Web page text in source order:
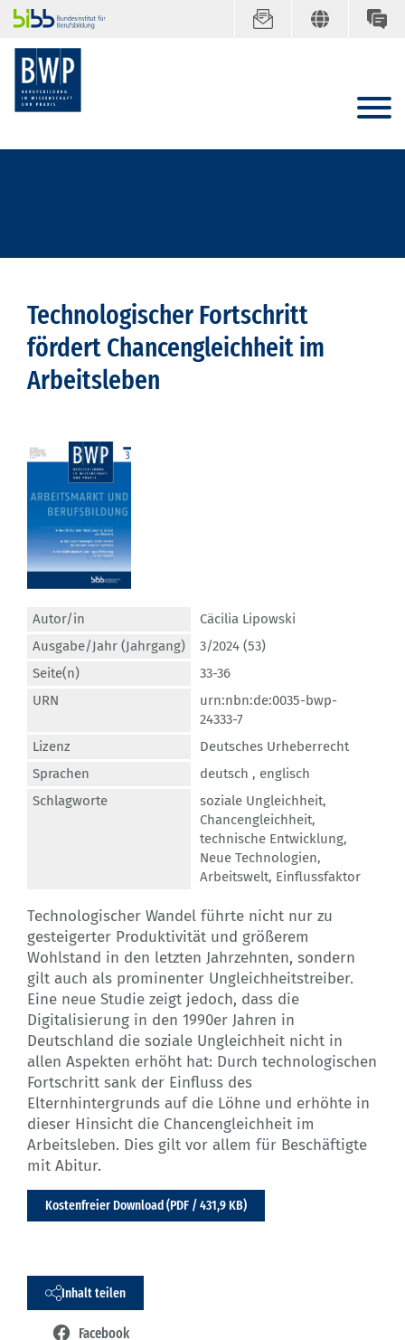
Technologischer Fortschritt
fördert Chancengleichheit im
Arbeitsleben
Autor/in
Cäcilia Lipowski
Ausgabe/Jahr (Jahrgang)
3/2024 (53)
Seite(n)
33-36
URN
urn:nbn:de:0035-bwp-
24333-7
Lizenz
Deutsches Urheberrecht
Sprachen
deutsch , englisch
Schlagworte
soziale Ungleichheit,
Chancengleichheit,
technische Entwicklung,
Neue Technologien,
Arbeitswelt, Einflussfaktor
Technologischer Wandel führte nicht nur zu
gesteigerter Produktivität und größerem
Wohlstand in den letzten Jahrzehnten, sondern
gilt auch als prominenter Ungleichheitstreiber.
Eine neue Studie zeigt jedoch, dass die
Digitalisierung in den 1990er Jahren in
Deutschland die soziale Ungleichheit nicht in
allen Aspekten erhöht hat: Durch technologischen
Fortschritt sank der Einfluss des
Elternhintergrunds auf die Löhne und erhöhte in
dieser Hinsicht die Chancengleichheit im
Arbeitsleben. Dies gilt vor allem für Beschäftigte
mit Abitur.
Kostenfreier Download (PDF / 431,9 KB)
Inhalt teilen
Facebook